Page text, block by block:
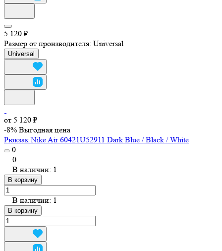
5 120 ₽
Размер от производителя: Universal
Universal
от 5 120 ₽
-8% Выгодная цена
Рюкзак Nike Air 60421U52911 Dark Blue / Black / White
0
0
В наличии: 1
В корзину
В наличии: 1
В корзину